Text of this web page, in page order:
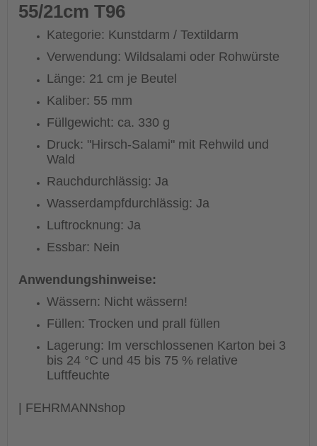
55/21cm T96
Kategorie: Kunstdarm / Textildarm
Verwendung: Wildsalami oder Rohwürste
Länge: 21 cm je Beutel
Kaliber: 55 mm
Füllgewicht: ca. 330 g
Druck: "Hirsch-Salami" mit Rehwild und
Wald
Rauchdurchlässig: Ja
Wasserdampfdurchlässig: Ja
Luftrocknung: Ja
Essbar: Nein
Anwendungshinweise:
Wässern: Nicht wässern!
Füllen: Trocken und prall füllen
Lagerung: Im verschlossenen Karton bei 3
bis 24 °C und 45 bis 75 % relative
Luftfeuchte
| FEHRMANNshop